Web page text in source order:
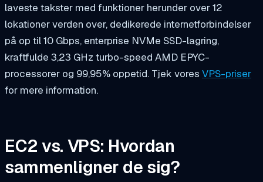
laveste takster med funktioner herunder over 12
lokationer verden over, dedikerede internetforbindelser
på op til 10 Gbps, enterprise NVMe SSD-lagring,
kraftfulde 3,23 GHz turbo-speed AMD EPYC-
processorer og 99,95% oppetid. Tjek vores VPS-priser
for mere information.
EC2 vs. VPS: Hvordan
sammenligner de sig?